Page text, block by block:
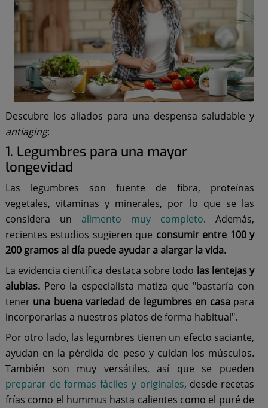
Descubre los aliados para una despensa saludable y
antiaging:
1. Legumbres para una mayor
longevidad
Las legumbres son fuente de fibra, proteínas
vegetales, vitaminas y minerales, por lo que se las
considera un alimento muy completo. Además,
recientes estudios sugieren que consumir entre 100 y
200 gramos al día puede ayudar a alargar la vida.
La evidencia científica destaca sobre todo las lentejas y
alubias.Pero la especialista matiza que "bastaría con
tener una buena variedad de legumbres en casapara
incorporarlas a nuestros platos de forma habitual".
Por otro lado, las legumbres tienen un efecto saciante,
ayudan en la pérdida de peso y cuidan los músculos.
También son muy versátiles, así que se pueden
preparar de formas fáciles y originales, desde recetas
frías como el hummus hasta calientes como el puré de